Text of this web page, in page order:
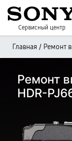
Сервисный центр
Главная / Ремонт
Ремонт
HDR-